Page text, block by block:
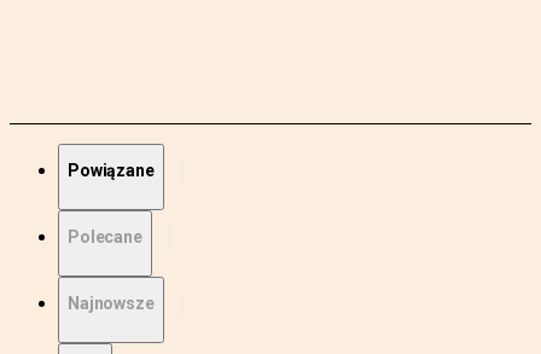
Powiązane
Polecane
Najnowsze